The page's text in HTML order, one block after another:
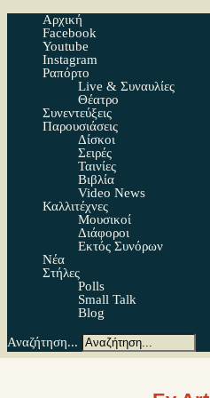
Αρχική
Facebook
Youtube
Instagram
Ραπόρτο
Live & Συναυλίες
Θέατρο
Συνεντεύξεις
Παρουσιάσεις
Δίσκοι
Σειρές
Ταινίες
Βιβλία
Video News
Καλλιτέχνες
Μουσικοί
Διάφοροι
Εκτός Συνόρων
Νέα
Στήλες
Polls
Small Talk
Blog
Αναζήτηση...